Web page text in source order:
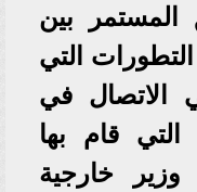
المستمر بين
التي
الاتصال في
التي قام بها
خارجية